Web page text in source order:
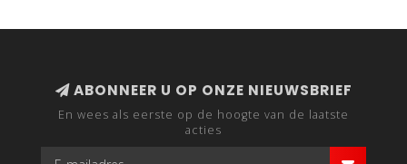
ABONNEER U OP ONZE NIEUWSBRIEF
En wees als eerste op de hoogte van de laatste
acties